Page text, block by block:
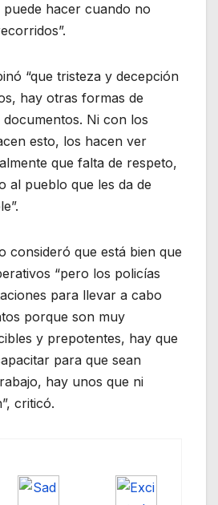
puede hacer cuando no
“que tristeza y decepción
hay otras formas de
Ni con los
esto, los hacen ver
que falta de respeto,
al pueblo que les da de
consideró que está bien que
“pero los policías
para llevar a cabo
porque son muy
y prepotentes, hay que
para que sean
hay unos que ni
criticó.